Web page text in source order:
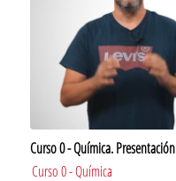
Curso 0 - Química. Presentación
Curso 0 - Química